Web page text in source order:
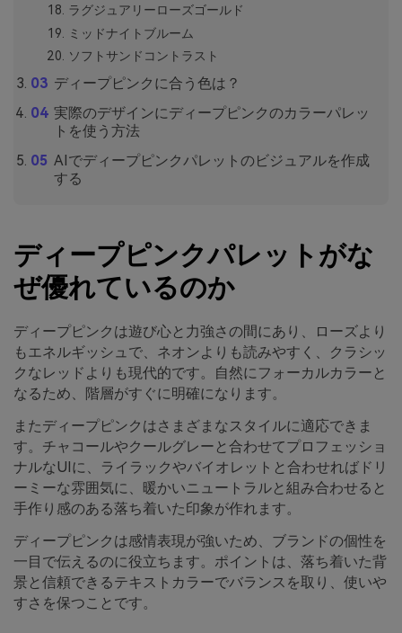
ラグジュアリーローズゴールド
ミッドナイトブルーム
ソフトサンドコントラスト
ディープピンクに合う色は？
実際のデザインにディープピンクのカラーパレッ
トを使う方法
AIでディープピンクパレットのビジュアルを作成
する
ディープピンクパレットがな
ぜ優れているのか
ディープピンクは遊び心と力強さの間にあり、ローズより
もエネルギッシュで、ネオンよりも読みやすく、クラシッ
クなレッドよりも現代的です。自然にフォーカルカラーと
なるため、階層がすぐに明確になります。
またディープピンクはさまざまなスタイルに適応できま
す。チャコールやクールグレーと合わせてプロフェッショ
ナルなUIに、ライラックやバイオレットと合わせればドリ
ーミーな雰囲気に、暖かいニュートラルと組み合わせると
手作り感のある落ち着いた印象が作れます。
ディープピンクは感情表現が強いため、ブランドの個性を
一目で伝えるのに役立ちます。ポイントは、落ち着いた背
景と信頼できるテキストカラーでバランスを取り、使いや
すさを保つことです。